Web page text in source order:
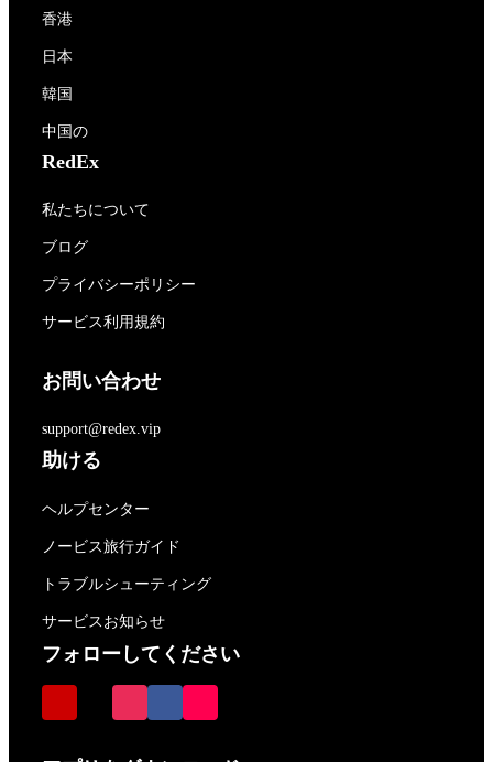
香港
日本
韓国
中国の
RedEx
私たちについて
ブログ
プライバシーポリシー
サービス利用規約
お問い合わせ
support@redex.vip
助ける
ヘルプセンター
ノービス旅行ガイド
トラブルシューティング
サービスお知らせ
フォローしてください